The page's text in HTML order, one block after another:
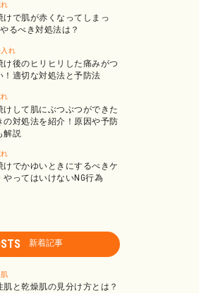
けで肌が赤くなってしまっ
るべき対処法は？
れ
け後のヒリヒリした痛みがつ
！適切な対処法と予防法
けして肌にぶつぶつができた
の対処法を紹介！原因や予防
解説
けでかゆいときにするべきケ
やってはいけないNG行為
新着記事
肌と乾燥肌の見分け方とは？